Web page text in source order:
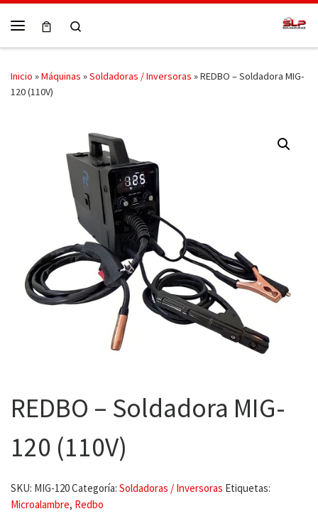
Skip to content
Inicio »Máquinas »Soldadoras / Inversoras »REDBO – Soldadora MIG-
120 (110V)
REDBO – Soldadora MIG-
120 (110V)
SKU: MIG-120Categoría: Soldadoras / Inversoras Etiquetas:
Microalambre, Redbo